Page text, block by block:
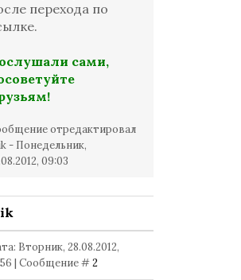
перехода по
сами,
отредактировал
- Понедельник,
09:03
Вторник, 28.08.2012,
| Сообщение #2